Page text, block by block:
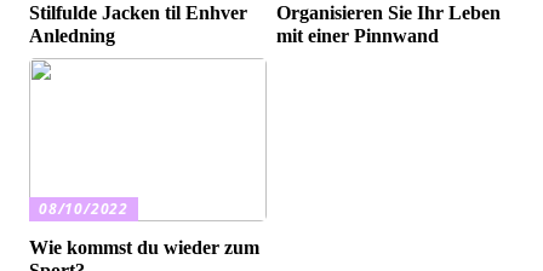
Stilfulde Jacken til Enhver
Anledning
Organisieren Sie Ihr Leben
mit einer Pinnwand
08/10/2022
Wie kommst du wieder zum